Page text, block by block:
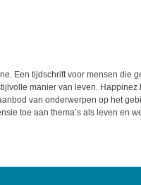
Een tijdschrift voor mensen die
manier van leven.
van onderwerpen op het
toe aan thema’s als leven en